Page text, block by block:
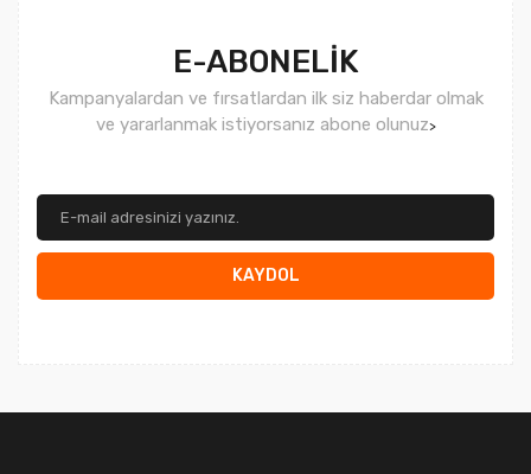
E-ABONELİK
Kampanyalardan ve fırsatlardan ilk siz haberdar olmak
ve yararlanmak istiyorsanız abone olunuz>
KAYDOL